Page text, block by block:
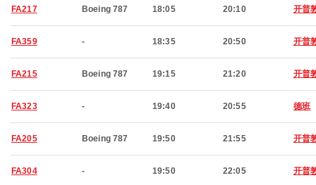
FA217 Boeing 787 18:05 20:10 开普
FA359 - 18:35 20:50 开普
FA215 Boeing 787 19:15 21:20 开普
FA323 - 19:40 20:55 德班
FA205 Boeing 787 19:50 21:55 开普
FA304 - 19:50 22:05 开普